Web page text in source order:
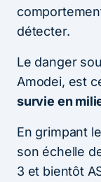
détecter.
Le danger
Amodei, est
survie en
En grimpant
son échelle
3 et bientôt